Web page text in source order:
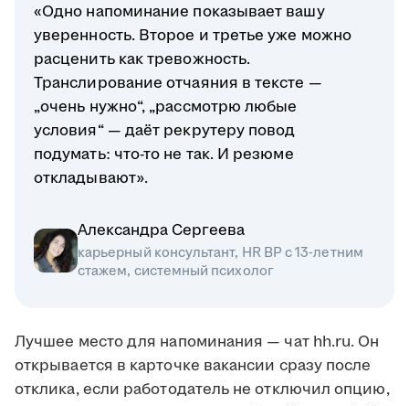
«Одно напоминание показывает вашу
уверенность. Второе и третье уже можно
расценить как тревожность.
Транслирование отчаяния в тексте —
„очень нужно“, „рассмотрю любые
условия“ — даёт рекрутеру повод
подумать: что-то не так. И резюме
откладывают».
Александра Сергеева
карьерный консультант, HR BP с 13-летним
стажем, системный психолог
Лучшее место для напоминания — чат hh.ru. Он
открывается в карточке вакансии сразу после
отклика, если работодатель не отключил опцию,